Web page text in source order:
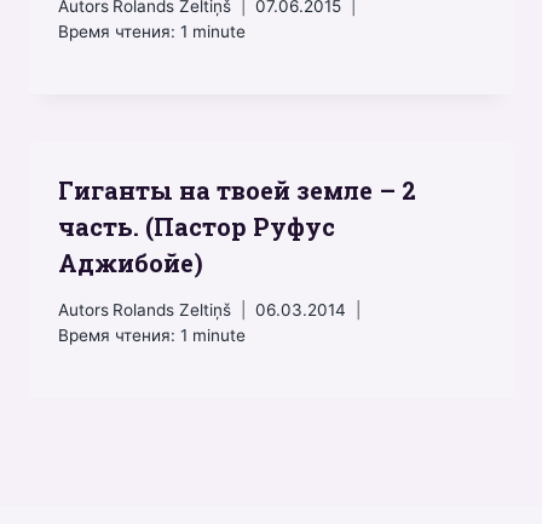
Autors Rolands Zeltiņš
07.06.2015
Время чтения: 1 minute
Гиганты на твоей земле – 2
часть. (Пастор Руфус
Аджибойе)
Autors Rolands Zeltiņš
06.03.2014
Время чтения: 1 minute